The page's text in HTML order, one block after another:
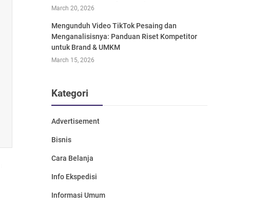
March 20, 2026
Mengunduh Video TikTok Pesaing dan
Menganalisisnya: Panduan Riset Kompetitor
untuk Brand & UMKM
March 15, 2026
Kategori
Advertisement
Bisnis
Cara Belanja
Info Ekspedisi
Informasi Umum